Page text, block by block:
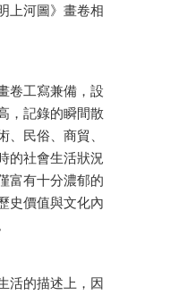
上河圖》畫卷相
卷工寫兼備，設
，記錄的瞬間散
民俗、商貿、
的社會生活狀況
富有十分濃郁的
史價值與文化內
活的描述上，因